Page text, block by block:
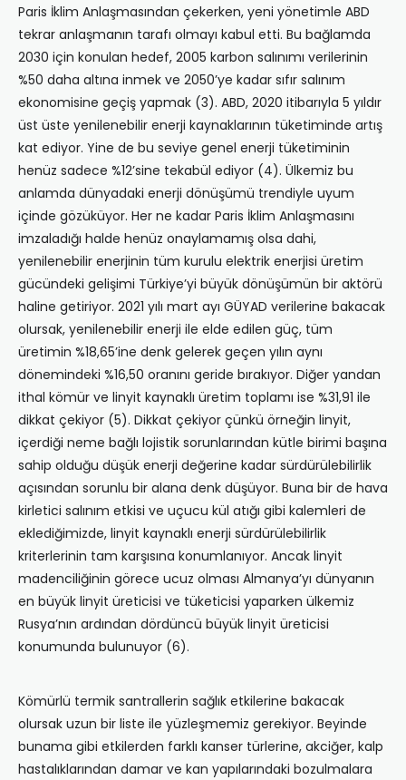
Paris İklim Anlaşmasından çekerken, yeni yönetimle ABD
tekrar anlaşmanın tarafı olmayı kabul etti. Bu bağlamda
2030 için konulan hedef, 2005 karbon salınımı verilerinin
%50 daha altına inmek ve 2050’ye kadar sıfır salınım
ekonomisine geçiş yapmak (3). ABD, 2020 itibarıyla 5 yıldır
üst üste yenilenebilir enerji kaynaklarının tüketiminde artış
kat ediyor. Yine de bu seviye genel enerji tüketiminin
henüz sadece %12’sine tekabül ediyor (4). Ülkemiz bu
anlamda dünyadaki enerji dönüşümü trendiyle uyum
içinde gözüküyor. Her ne kadar Paris İklim Anlaşmasını
imzaladığı halde henüz onaylamamış olsa dahi,
yenilenebilir enerjinin tüm kurulu elektrik enerjisi üretim
gücündeki gelişimi Türkiye’yi büyük dönüşümün bir aktörü
haline getiriyor. 2021 yılı mart ayı GÜYAD verilerine bakacak
olursak, yenilenebilir enerji ile elde edilen güç, tüm
üretimin %18,65’ine denk gelerek geçen yılın aynı
dönemindeki %16,50 oranını geride bırakıyor. Diğer yandan
ithal kömür ve linyit kaynaklı üretim toplamı ise %31,91 ile
dikkat çekiyor (5). Dikkat çekiyor çünkü örneğin linyit,
içerdiği neme bağlı lojistik sorunlarından kütle birimi başına
sahip olduğu düşük enerji değerine kadar sürdürülebilirlik
açısından sorunlu bir alana denk düşüyor. Buna bir de hava
kirletici salınım etkisi ve uçucu kül atığı gibi kalemleri de
eklediğimizde, linyit kaynaklı enerji sürdürülebilirlik
kriterlerinin tam karşısına konumlanıyor. Ancak linyit
madenciliğinin görece ucuz olması Almanya’yı dünyanın
en büyük linyit üreticisi ve tüketicisi yaparken ülkemiz
Rusya’nın ardından dördüncü büyük linyit üreticisi
konumunda bulunuyor (6).
Kömürlü termik santrallerin sağlık etkilerine bakacak
olursak uzun bir liste ile yüzleşmemiz gerekiyor. Beyinde
bunama gibi etkilerden farklı kanser türlerine, akciğer, kalp
hastalıklarından damar ve kan yapılarındaki bozulmalara